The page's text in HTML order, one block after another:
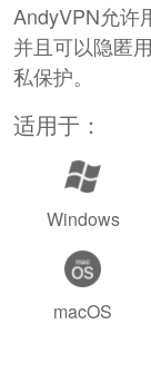
AndyVPN允许
并且可以隐匿
私保护。
适用于：
Windows
macOS